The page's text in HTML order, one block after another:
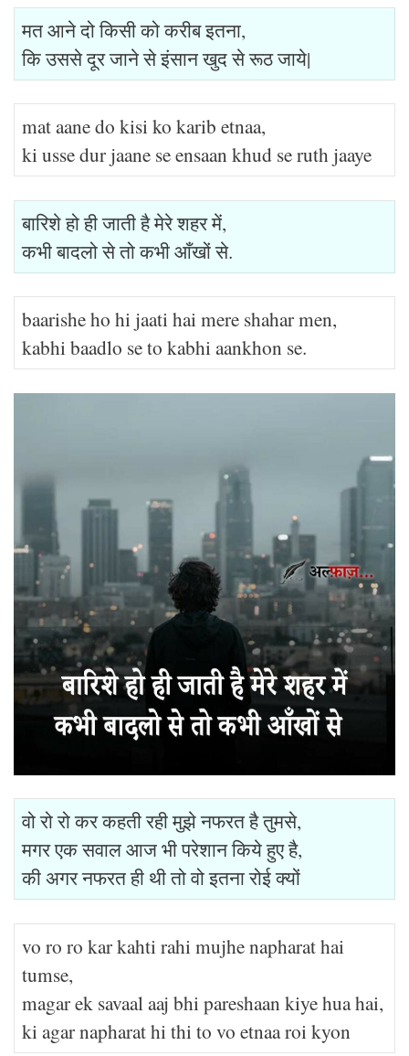
मत आने दो किसी को करीब इतना,
कि उससे दूर जाने से इंसान खुद से रूठ जाये|
mat aane do kisi ko karib etnaa,
ki usse dur jaane se ensaan khud se ruth jaaye
बारिशे हो ही जाती है मेरे शहर में,
कभी बादलो से तो कभी आँखों से.
baarishe ho hi jaati hai mere shahar men,
kabhi baadlo se to kabhi aankhon se.
वो रो रो कर कहती रही मुझे नफरत है तुमसे,
मगर एक सवाल आज भी परेशान किये हुए है,
की अगर नफरत ही थी तो वो इतना रोई क्यों
vo ro ro kar kahti rahi mujhe napharat hai
tumse,
magar ek savaal aaj bhi pareshaan kiye hua hai,
ki agar napharat hi thi to vo etnaa roi kyon